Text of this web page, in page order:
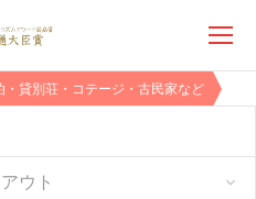
・貸別荘・コテージ・古民家など
ウト